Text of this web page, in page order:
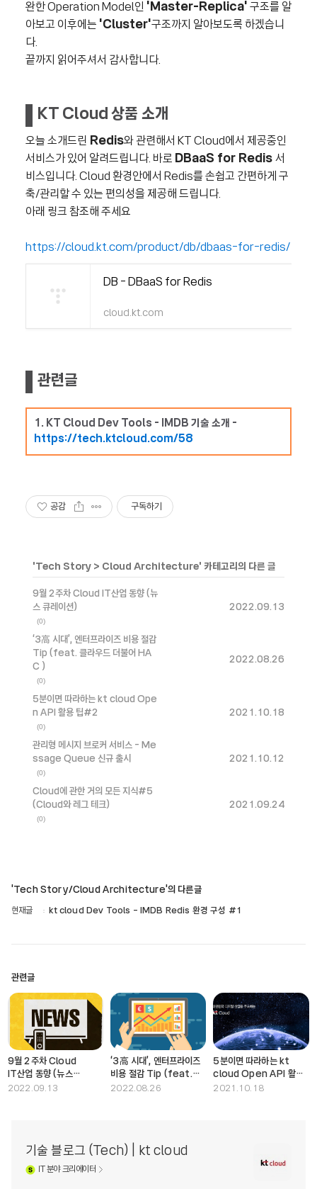
완한 Operation Model인 'Master-Replica' 구조를 알
아보고 이후에는 'Cluster'구조까지 알아보도록 하겠습니
다.
끝까지 읽어주셔서 감사합니다.
KT Cloud 상품 소개
오늘 소개드린 Redis와 관련해서 KT Cloud에서 제공중인
서비스가 있어 알려드립니다. 바로 DBaaS for Redis 서
비스입니다. Cloud 환경안에서 Redis를 손쉽고 간편하게 구
축/관리할 수 있는 편의성을 제공해 드립니다.
아래 링크 참조해 주세요
https://cloud.kt.com/product/db/dbaas-for-redis/
DB - DBaaS for Redis
cloud.kt.com
관련글
1. KT Cloud Dev Tools - IMDB 기술 소개 -
https://tech.ktcloud.com/58
공감 구독하기
'Tech Story > Cloud Architecture' 카테고리의 다른 글
9월 2주차 Cloud IT산업 동향 (뉴
스 큐레이션)
(0)
2022.09.13
‘3高 시대’, 엔터프라이즈 비용 절감
Tip (feat. 클라우드 더불어 HA
C )
(0)
2022.08.26
5분이면 따라하는 kt cloud Ope
n API 활용 팁#2
(0)
2021.10.18
관리형 메시지 브로커 서비스 - Me
ssage Queue 신규 출시
(0)
2021.10.12
Cloud에 관한 거의 모든 지식#5
(Cloud와 레그 테크)
(0)
2021.09.24
'Tech Story/Cloud Architecture'의 다른글
현재글
kt cloud Dev Tools - IMDB Redis 환경 구성 #1
관련글
9월 2주차 Cloud
IT산업 동향 (뉴스
큐레이션)
2022.09.13
‘3高 시대’, 엔터프라이즈
비용 절감 Tip (feat.
클라우드 더불어 HAC )
2022.08.26
5분이면 따라하는 kt
cloud Open API 활용
팁#2
2021.10.18
기술 블로그 (Tech) | kt cloud
IT분야 크리에이터